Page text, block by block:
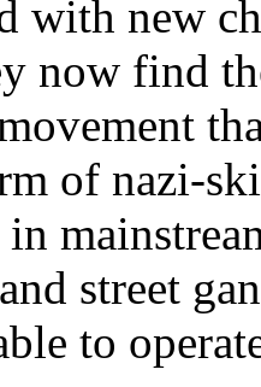
with new
now find
of nazi-
in
street
to